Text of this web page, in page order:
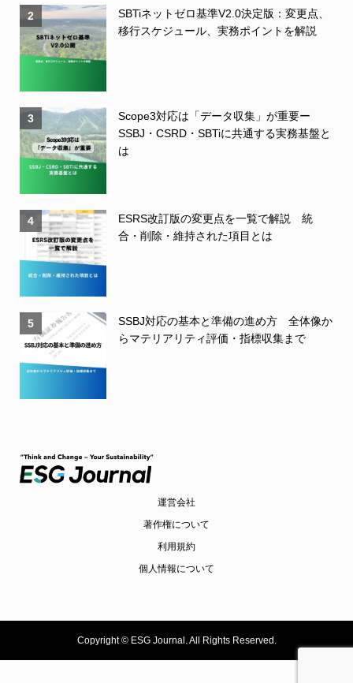
2
SBTiネットゼロ基準V2.0決定版：変更点、
移行スケジュール、実務ポイントを解説
3
Scope3対応は「データ収集」が重要ー
SSBJ・CSRD・SBTiに共通する実務基盤と
は
4
ESRS改訂版の変更点を一覧で解説 統
合・削除・維持された項目とは
5
SSBJ対応の基本と準備の進め方 全体像か
らマテリアリティ評価・指標収集まで
運営会社
著作権について
利用規約
個人情報について
Copyright ©ESG Journal. All Rights Reserved.